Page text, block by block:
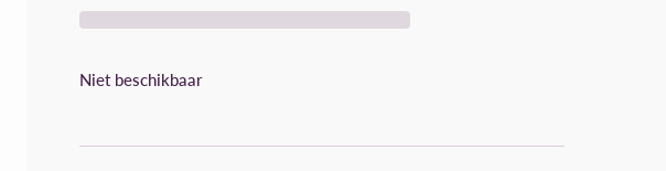
Niet beschikbaar